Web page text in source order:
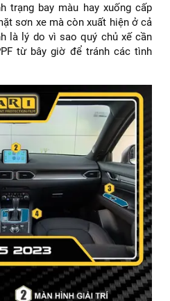
trạng bay màu hay xuống cấp
sơn xe mà còn xuất hiện ở cả
là lý do vì sao quý chủ xế cần
từ bây giờ để tránh các tình